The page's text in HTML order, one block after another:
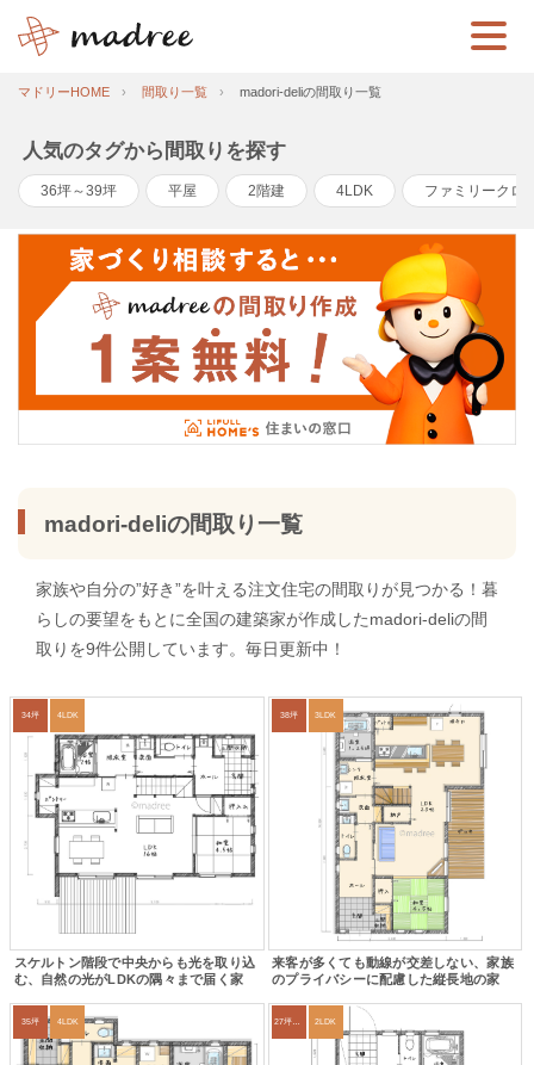
マドリーHOME 間取り一覧 madori-deliの間取り一覧
人気のタグから間取りを探す
36坪～39坪 平屋 2階建 4LDK ファミリークロ
madori-deliの間取り一覧
家族や自分の”好き”を叶える注文住宅の間取りが見つかる！暮
らしの要望をもとに全国の建築家が作成したmadori-deliの間
取りを9件公開しています。毎日更新中！
34坪 4LDK
スケルトン階段で中央からも光を取り込
む、自然の光がLDKの隅々まで届く家
38坪 3LDK
来客が多くても動線が交差しない、家族
のプライバシーに配慮した縦長地の家
35坪 4LDK 27坪〜30坪 2LDK